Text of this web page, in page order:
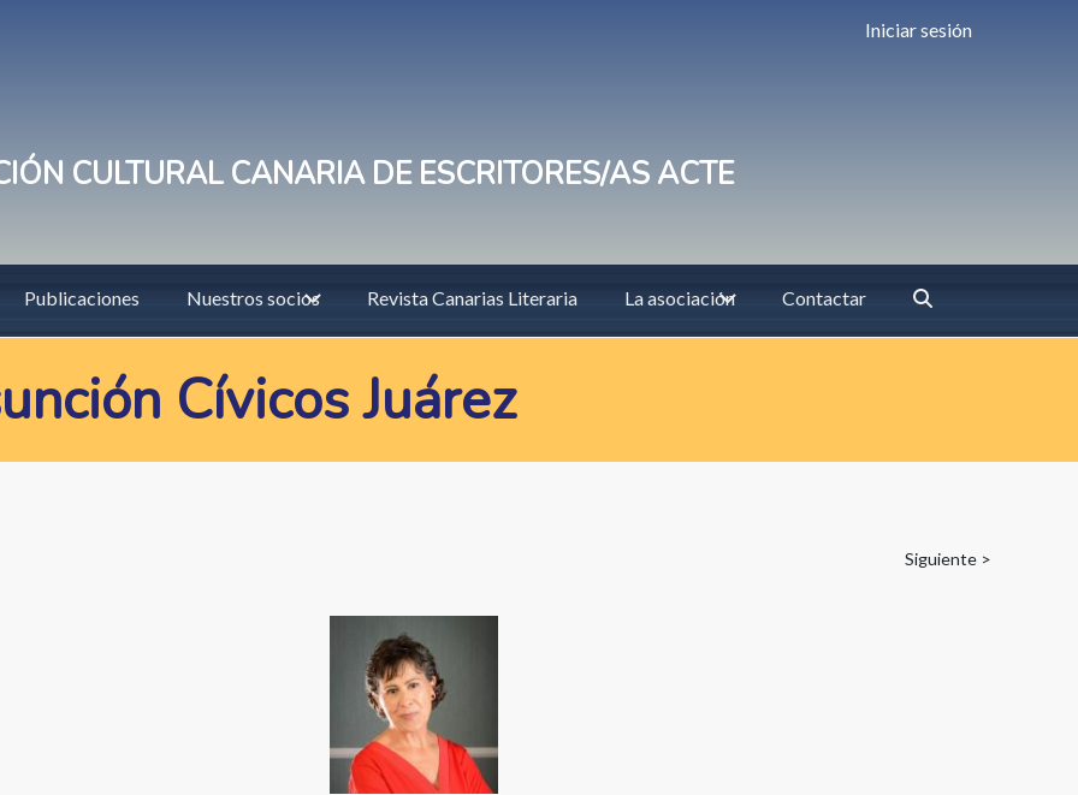
Iniciar sesión
CULTURAL CANARIA DE ESCRITORES/AS ACTE
Publicaciones Nuestros socios Revista Canarias Literaria La asociación Contactar
Cívicos Juárez
Siguiente >